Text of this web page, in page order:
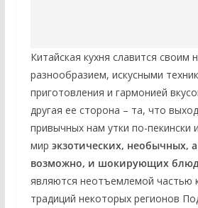
Китайская кухня славится своим
разнообразием, искусными
приготовления и гармонией
другая ее сторона – та, что
привычных нам утки по-пекински
мир экзотических, необычных,
возможно, и шокирующих
являются неотъемлемой частью
традиций некоторых регионов